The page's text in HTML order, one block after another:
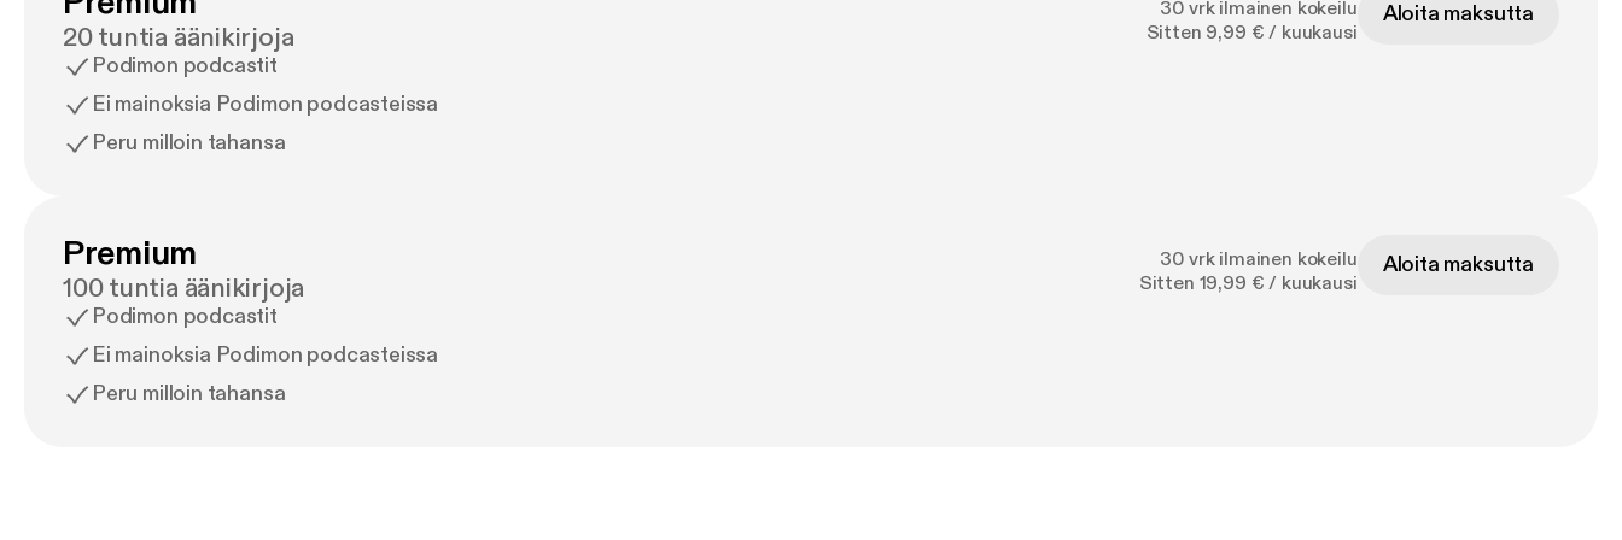
20 tuntia äänikirjoja
Podimon podcastit
Ei mainoksia Podimon podcasteissa
Peru milloin tahansa
30 vrk ilmainen kokeilu
Sitten 9,99 € / kuukausi
Aloita maksutta
Premium
100 tuntia äänikirjoja
Podimon podcastit
Ei mainoksia Podimon podcasteissa
Peru milloin tahansa
30 vrk ilmainen kokeilu
Sitten 19,99 € / kuukausi
Aloita maksutta